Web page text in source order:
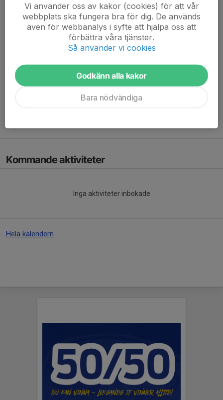
Kommande aktiviteter
Inga aktiviteter inbokade
Hela kalendern
Vi använder oss av kakor (cookies) för att vår
webbplats ska fungera bra för dig. De används
även för webbanalys i syfte att hjälpa oss att
förbättra våra tjänster.
Så använder vi cookies
Godkänn alla kakor
Bara nödvändiga